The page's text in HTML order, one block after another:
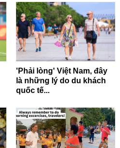
'Phải lòng' Việt Nam, đây
là những lý do du khách
quốc tế...